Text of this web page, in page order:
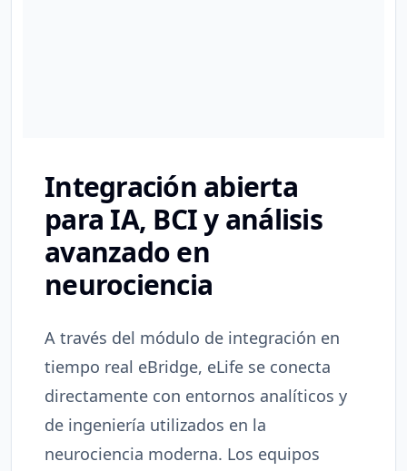
Integración abierta
para IA, BCI y análisis
avanzado en
neurociencia
A través del módulo de integración en
tiempo real eBridge, eLife se conecta
directamente con entornos analíticos y
de ingeniería utilizados en la
neurociencia moderna. Los equipos